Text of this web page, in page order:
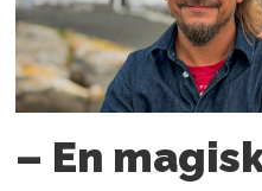
– En